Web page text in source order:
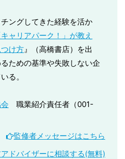
ングしてきた経験を活か
ャリアパーク！」が教え
け方 』（高橋書店）を出
ための基準や失敗しない企
る。
職業紹介責任者（001-
監修者メッセージはこちら
ドバイザーに相談する(無料)